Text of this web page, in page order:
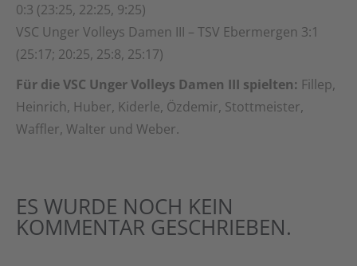
0:3 (23:25, 22:25, 9:25)
VSC Unger Volleys Damen III – TSV Ebermergen 3:1
(25:17; 20:25, 25:8, 25:17)
Für die VSC Unger Volleys Damen III spielten: Fillep,
Heinrich, Huber, Kiderle, Özdemir, Stottmeister,
Waffler, Walter und Weber.
ES WURDE NOCH KEIN
KOMMENTAR GESCHRIEBEN.